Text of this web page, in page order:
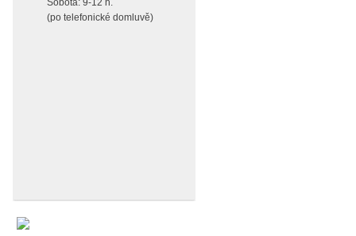
Sobota: 9-12 h.
(po telefonické domluvě)